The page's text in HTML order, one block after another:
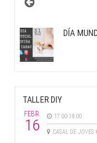
DÍA
TALLER DIY
FEBR.
16 17:00-18:00
CASAL DE JOVES